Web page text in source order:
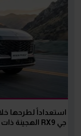
استعداداً لطرحها
جي RX9 الهجينة ذات السبعة مقاعد